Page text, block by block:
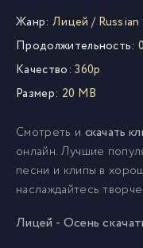
Жанр: Лицей /
Продолжительность:
Качество: 360p
Размер: 20 MB
Смотреть и скачать
онлайн. Лучшие
песни и клипы в
наслаждайтесь
Лицей - Осень